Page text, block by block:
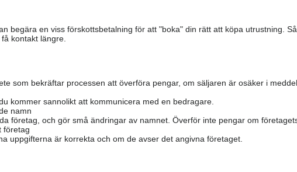
begära en viss förskottsbetalning för att "boka" din rätt att köpa utrustning.
kontakt längre.
som bekräftar processen att överföra pengar, om säljaren är osäker i
kommer sannolikt att kommunicera med en bedragare.
namn
företag, och gör små ändringar av namnet. Överför inte pengar om
företag
uppgifterna är korrekta och om de avser det angivna företaget.